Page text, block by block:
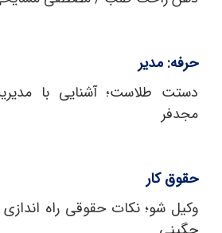
حرفه: مدیر
دستت طلاست؛ آشنایی با
مجدفر
حقوق کار
وکیل شو؛ نکات حقوقی راه‌